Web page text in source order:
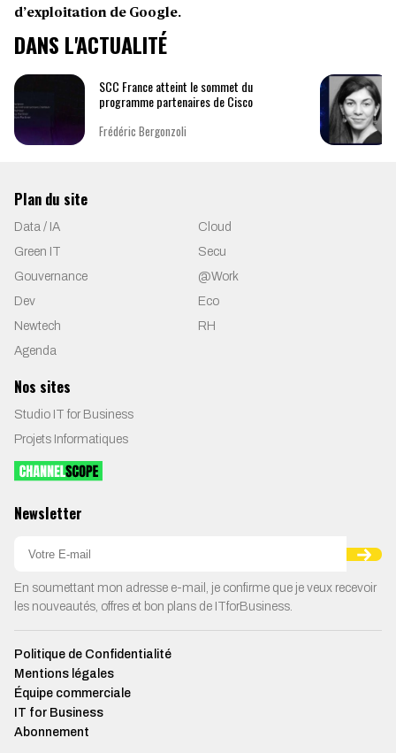
d’exploitation de Google.
DANS L'ACTUALITÉ
SCC France atteint le sommet du
programme partenaires de Cisco
Frédéric Bergonzoli
Plan du site
Data / IA
Cloud
Green IT
Secu
Gouvernance
@Work
Dev
Eco
Newtech
RH
Agenda
Nos sites
Studio IT for Business
Projets Informatiques
Newsletter
En soumettant mon adresse e-mail, je confirme que je veux recevoir
les nouveautés, offres et bon plans de ITforBusiness.
Politique de Confidentialité
Mentions légales
Équipe commerciale
IT for Business
Abonnement